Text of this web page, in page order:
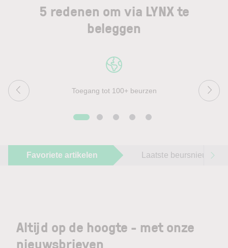
5 redenen om via LYNX te
beleggen
Toegang tot 100+ beurzen
Favoriete artikelen Laatste beursnieuws
Altijd op de hoogte - met onze
nieuwsbrieven